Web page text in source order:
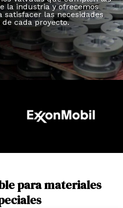
la industria y ofrecemos
satisfacer las necesidades
cada proyecto.
para materiales